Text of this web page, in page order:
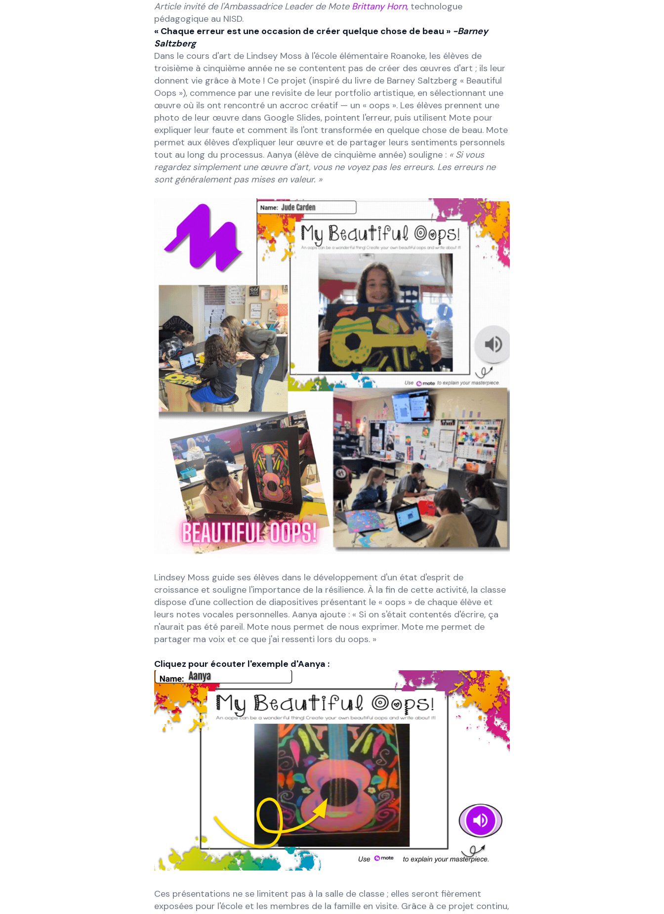
Article invité de l'Ambassadrice Leader de Mote Brittany Horn, technologue
pédagogique au NISD.
« Chaque erreur est une occasion de créer quelque chose de beau » -Barney
Saltzberg
Dans le cours d'art de Lindsey Moss à l'école élémentaire Roanoke, les élèves de
troisième à cinquième année ne se contentent pas de créer des œuvres d'art ; ils leur
donnent vie grâce à Mote ! Ce projet (inspiré du livre de Barney Saltzberg « Beautiful
Oops »), commence par une revisite de leur portfolio artistique, en sélectionnant une
œuvre où ils ont rencontré un accroc créatif — un « oops ». Les élèves prennent une
photo de leur œuvre dans Google Slides, pointent l'erreur, puis utilisent Mote pour
expliquer leur faute et comment ils l'ont transformée en quelque chose de beau. Mote
permet aux élèves d'expliquer leur œuvre et de partager leurs sentiments personnels
tout au long du processus. Aanya (élève de cinquième année) souligne : « Si vous
regardez simplement une œuvre d'art, vous ne voyez pas les erreurs. Les erreurs ne
sont généralement pas mises en valeur. »
Lindsey Moss guide ses élèves dans le développement d'un état d'esprit de
croissance et souligne l'importance de la résilience. À la fin de cette activité, la classe
dispose d'une collection de diapositives présentant le « oops » de chaque élève et
leurs notes vocales personnelles. Aanya ajoute : « Si on s'était contentés d'écrire, ça
n'aurait pas été pareil. Mote nous permet de nous exprimer. Mote me permet de
partager ma voix et ce que j'ai ressenti lors du oops. »
Cliquez pour écouter l'exemple d'Aanya :
Ces présentations ne se limitent pas à la salle de classe ; elles seront fièrement
exposées pour l'école et les membres de la famille en visite. Grâce à ce projet continu,